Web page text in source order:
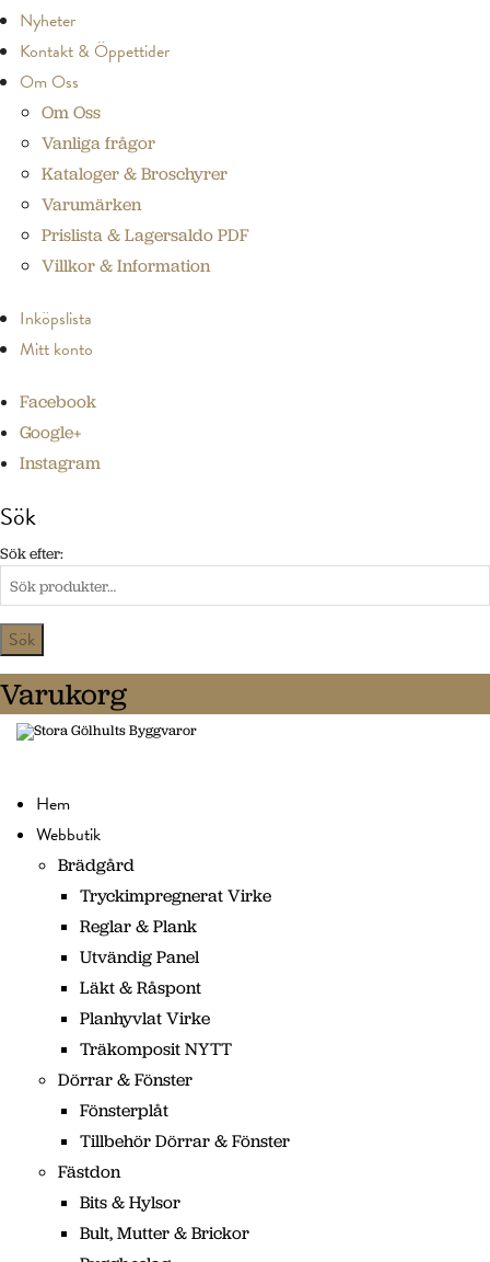
Nyheter
Kontakt & Öppettider
Om Oss
Om Oss
Vanliga frågor
Kataloger & Broschyrer
Varumärken
Prislista & Lagersaldo PDF
Villkor & Information
Inköpslista
Mitt konto
Facebook
Google+
Instagram
Sök
Sök efter:
Varukorg
Hem
Webbutik
Brädgård
Tryckimpregnerat Virke
Reglar & Plank
Utvändig Panel
Läkt & Råspont
Planhyvlat Virke
Träkomposit NYTT
Dörrar & Fönster
Fönsterplåt
Tillbehör Dörrar & Fönster
Fästdon
Bits & Hylsor
Bult, Mutter & Brickor